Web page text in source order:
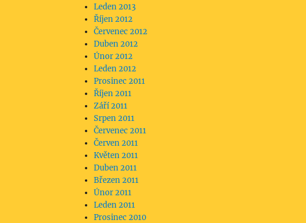
Leden 2013
Říjen 2012
Červenec 2012
Duben 2012
Únor 2012
Leden 2012
Prosinec 2011
Říjen 2011
Září 2011
Srpen 2011
Červenec 2011
Červen 2011
Květen 2011
Duben 2011
Březen 2011
Únor 2011
Leden 2011
Prosinec 2010